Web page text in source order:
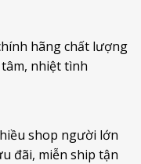
hãng chất lượng
nhiệt tình
shop người lớn
đãi, miễn ship tận